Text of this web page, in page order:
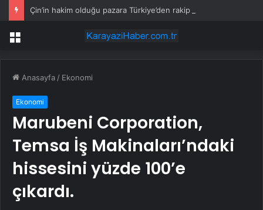
Menü
Anasayfa / Ekonomi
Ekonomi
Marubeni Corporation,
Temsa İş Makinaları’ndaki
hissesini yüzde 100’e
çıkardı.